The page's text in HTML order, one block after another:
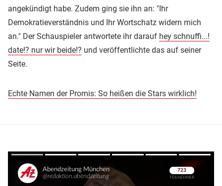
angekündigt habe. Zudem ging sie ihn an: "Ihr
Demokratieverständnis und Ihr Wortschatz widern mich
an." Der Schauspieler antwortete ihr darauf hey schnuffi...!
date!? nur wir beide!? und veröffentlichte das auf seiner
Seite.
Echte Namen der Promis: So heißen die Stars wirklich!
Überspringen